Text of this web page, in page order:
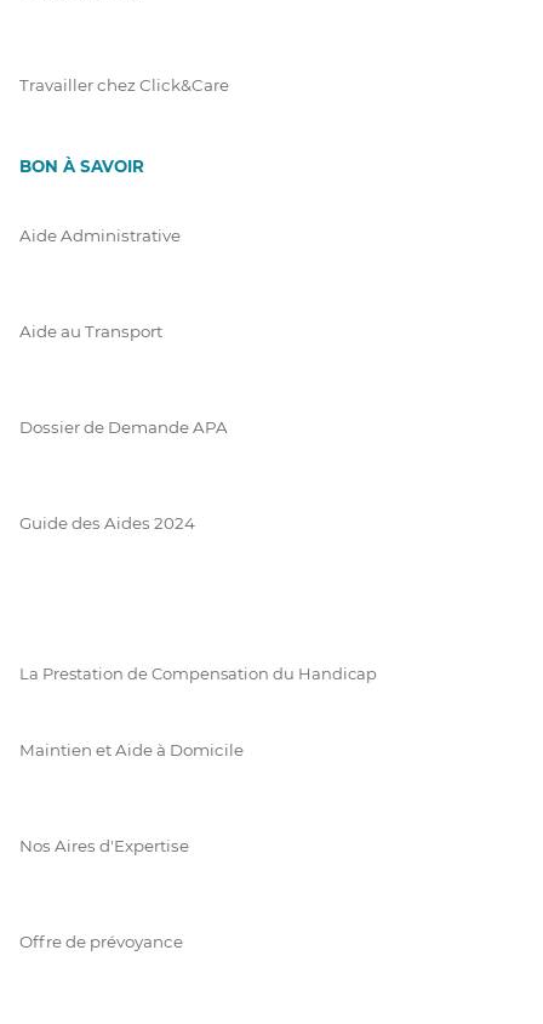
Travailler chez Click&Care
BON À SAVOIR
Aide Administrative
Aide au Transport
Dossier de Demande APA
Guide des Aides 2024
La Prestation de Compensation du Handicap
Maintien et Aide à Domicile
Nos Aires d'Expertise
Offre de prévoyance